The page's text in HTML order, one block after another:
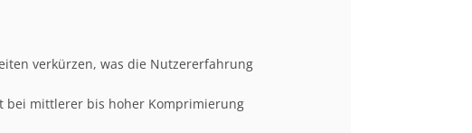
verkürzen, was die Nutzererfahrung
mittlerer bis hoher Komprimierung